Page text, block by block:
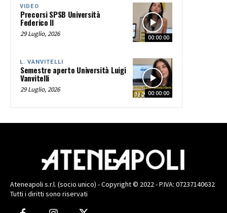
00:00:00
VIDEO
Precorsi SPSB Università
Federico II
29 Luglio, 2026
00:00:00
L. VANVITELLI
Semestre aperto Università Luigi
Vanvitelli
29 Luglio, 2026
Ateneapoli s.r.l. (socio unico) - Copyright © 2022 - P.IVA: 07237140632
Tutti i diritti sono riservati